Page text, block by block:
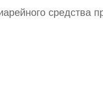
средства